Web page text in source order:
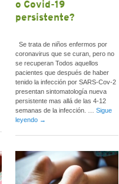
o Covid-19
persistente?
Se trata de niños enfermos por
coronavirus que se curan, pero no
se recuperan Todos aquellos
pacientes que después de haber
tenido la infección por SARS-Cov-2
presentan sintomatología nueva
persistente mas allá de las 4-12
semanas de la infección. … Sigue
leyendo →